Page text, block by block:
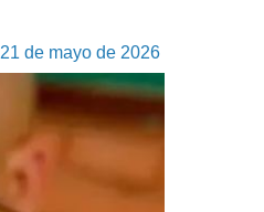
21 de mayo de 2026